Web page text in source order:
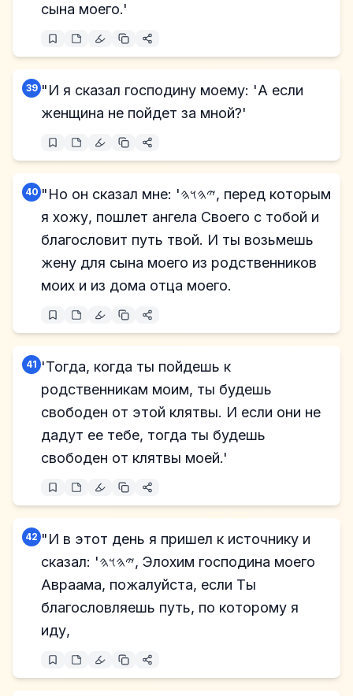
сына моего.'
39 "И я сказал господину моему: 'А если
женщина не пойдет за мной?'
40 "Но он сказал мне: '𐤉𐤄𐤅𐤄, перед которым
я хожу, пошлет ангела Своего с тобой и
благословит путь твой. И ты возьмешь
жену для сына моего из родственников
моих и из дома отца моего.
41 'Тогда, когда ты пойдешь к
родственникам моим, ты будешь
свободен от этой клятвы. И если они не
дадут ее тебе, тогда ты будешь
свободен от клятвы моей.'
42 "И в этот день я пришел к источнику и
сказал: '𐤉𐤄𐤅𐤄, Элохим господина моего
Авраама, пожалуйста, если Ты
благословляешь путь, по которому я
иду,